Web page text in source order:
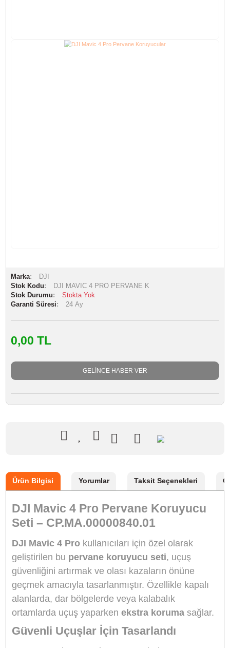
Marka
DJI
Stok Kodu
DJI MAVIC 4 PRO PERVANE K
Stok Durumu
Stokta Yok
Garanti Süresi
24 Ay
0,00 TL
GELİNCE HABER VER